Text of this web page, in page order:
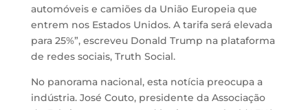
automóveis e camiões da União Europeia que
entrem nos Estados Unidos. A tarifa será elevada
para 25%”, escreveu Donald Trump na plataforma
de redes sociais, Truth Social.
No panorama nacional, esta notícia preocupa a
indústria. José Couto, presidente da Associação